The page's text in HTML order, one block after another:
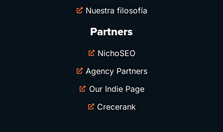
Nuestra filosofía
Partners
NichoSEO
Agency Partners
Our Indie Page
Crecerank